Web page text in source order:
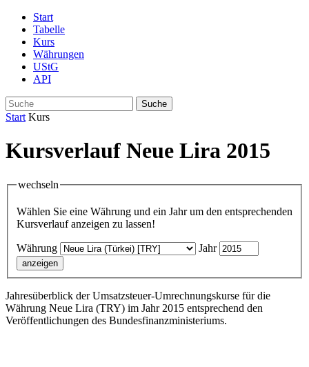
Start
Tabelle
Kurs
Währungen
UStG
API
Suche
Start Kurs
Kursverlauf Neue Lira 2015
wechseln
Wählen Sie eine Währung und ein Jahr um den entsprechenden
Kursverlauf anzeigen zu lassen!
Währung Jahr
Jahresüberblick der Umsatzsteuer-Umrechnungskurse für die
Währung Neue Lira (TRY) im Jahr 2015 entsprechend den
Veröffentlichungen des Bundesfinanzministeriums.